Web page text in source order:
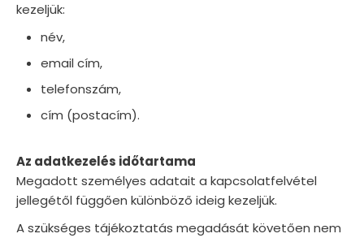
kezeljük:
név,
email cím,
telefonszám,
cím (postacím).
Az adatkezelés időtartama
Megadott személyes adatait a kapcsolatfelvétel
jellegétől függően különböző ideig kezeljük.
A szükséges tájékoztatás megadását követően nem